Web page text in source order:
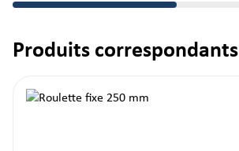
Ignorer la galerie de produits
Produits correspondants